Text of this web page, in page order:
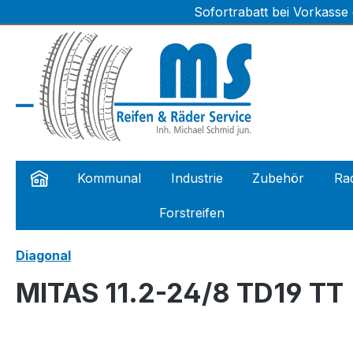
Zur Hauptnavigation springenSofortrabatt bei
Kommunal Industrie Zubehör
Forstreifen
Diagonal
MITAS 11.2-24/8 TD19 TT